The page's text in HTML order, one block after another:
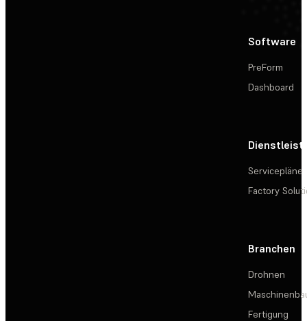
Software
PreForm
Dashboard
Servicepläne
Factory
Branchen
Drohnen
Fertigung